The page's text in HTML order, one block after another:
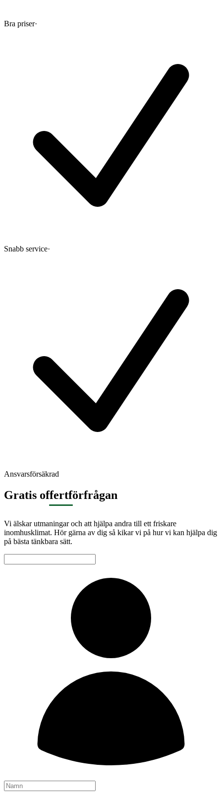
Bra priser·
Snabb service·
Ansvarsförsäkrad
Gratis offertförfrågan
Vi älskar utmaningar och att hjälpa andra till ett friskare
inomhusklimat. Hör gärna av dig så kikar vi på hur vi kan hjälpa dig
på bästa tänkbara sätt.